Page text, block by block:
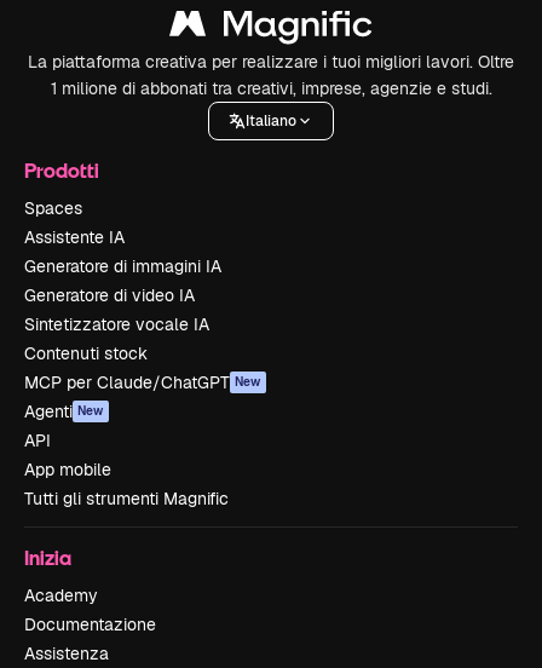
La piattaforma creativa per realizzare i tuoi migliori lavori. Oltre
1 milione di abbonati tra creativi, imprese, agenzie e studi.
Italiano
Prodotti
Spaces
Assistente IA
Generatore di immagini IA
Generatore di video IA
Sintetizzatore vocale IA
Contenuti stock
MCP per Claude/ChatGPT New
Agenti New
API
App mobile
Tutti gli strumenti Magnific
Inizia
Academy
Documentazione
Assistenza